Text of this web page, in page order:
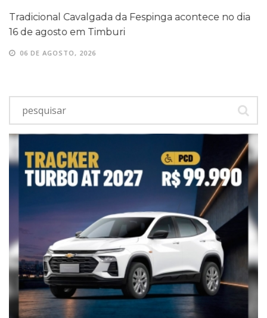
Tradicional Cavalgada da Fespinga acontece no dia
16 de agosto em Timburi
06 DE AGOSTO, 2026